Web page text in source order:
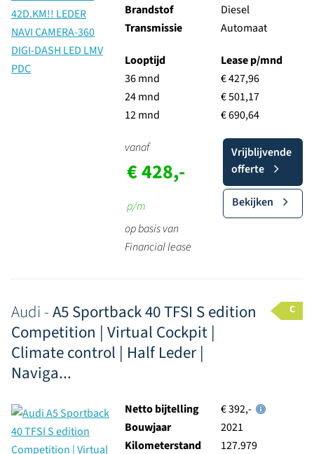
Brandstof
Diesel
Transmissie
Automaat
Looptijd
36 mnd
24 mnd
12 mnd
Lease p/mnd
€ 427,96
€ 501,17
€ 690,64
vanaf
€ 428,-
p/m
op basis van
Financial lease
Vrijblijvende
offerte
Bekijken
Audi -A5 Sportback 40 TFSI S edition
Competition | Virtual Cockpit |
Climate control | Half Leder |
Naviga...
C
Netto bijtelling
€ 392,-
Bouwjaar
2021
Kilometerstand
127.979